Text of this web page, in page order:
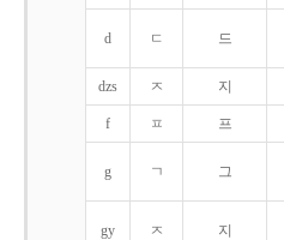
d ㄷ 드
dzs ㅈ 지
f ㅍ 프
g ㄱ 그
gy ㅈ 지